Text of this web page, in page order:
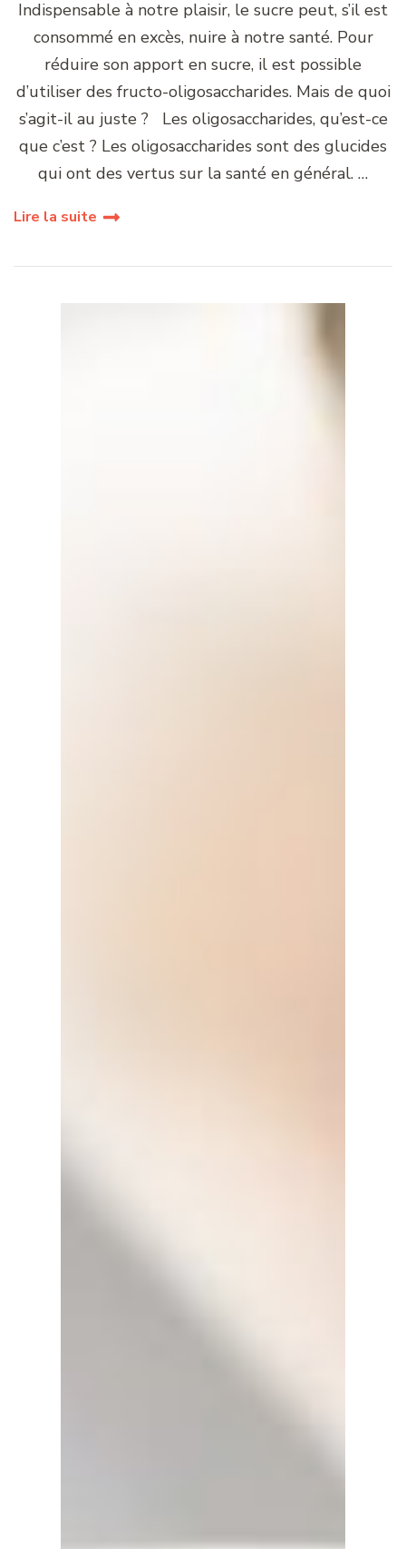
Indispensable à notre plaisir, le sucre peut, s’il est
consommé en excès, nuire à notre santé. Pour
réduire son apport en sucre, il est possible
d’utiliser des fructo-oligosaccharides. Mais de quoi
s’agit-il au juste ? Les oligosaccharides, qu’est-ce
que c’est ? Les oligosaccharides sont des glucides
qui ont des vertus sur la santé en général. …
Lire la suite